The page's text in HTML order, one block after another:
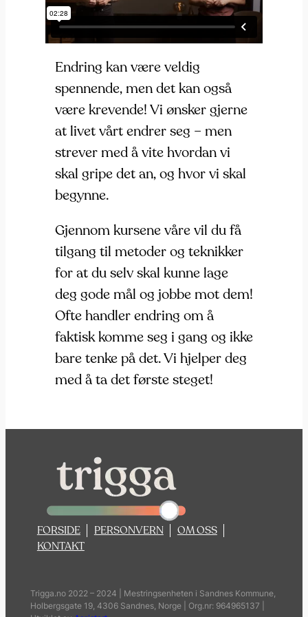
Endring kan være veldig
spennende, men det kan også
være krevende! Vi ønsker gjerne
at livet vårt endrer seg – men
strever med å vite hvordan vi
skal gripe det an, og hvor vi skal
begynne.
Gjennom kursene våre vil du få
tilgang til metoder og teknikker
for at du selv skal kunne lage
deg gode mål og jobbe mot dem!
Ofte handler endring om å
faktisk komme seg i gang og ikke
bare tenke på det. Vi hjelper deg
med å ta det første steget!
FORSIDE PERSONVERN
OM OSS
KONTAKT
Trigga.no 2022 – 2024 | Mestringsenheten i Sandnes Kommune,
Holbergsgate 19, 4306 Sandnes, Norge | Org.nr: 964965137 |